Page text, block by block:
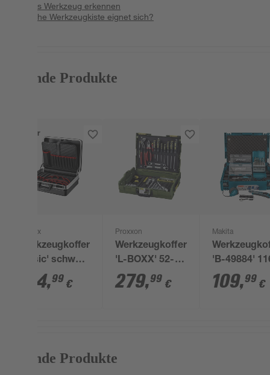
Gutes Werkzeug erkennen
Welche Werkzeugkiste eignet sich?
Passende Produkte
Bestseller
Knipex
Werkzeugkoffer
'Basic' schwarz
46,5 x 41 x 20
154,99 €
Proxxon
Werkzeugkoffer
'L-BOXX' 52-
teilig
279,99 €
Makita
'B-49884'
teilig
109,99€
Passende Produkte